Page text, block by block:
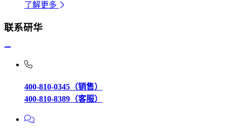
了解更多
联系研华
400-810-0345（销售）
400-810-8389（客服）